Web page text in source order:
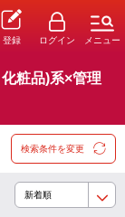
登録 ログイン メニュー
粧品)系×管理
検索条件を変更